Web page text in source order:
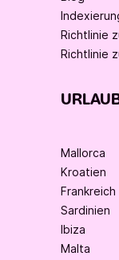
Richtlinie
Richtlinie
Mallorca
Kroatien
Frankreich
Sardinien
Ibiza
Malta